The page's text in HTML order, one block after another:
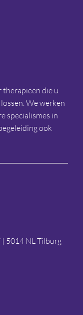
die u
We werken
specialismes in
ook
5014 NL Tilburg